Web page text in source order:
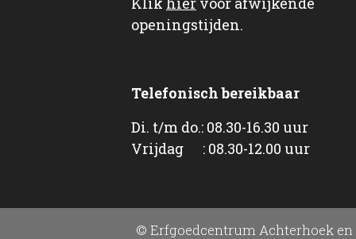
openingstijden.
Telefonisch bereikbaar
Di. t/m do.: 08.30-16.30 uur
Vrijdag : 08.30-12.00 uur
© Erfgoedcentrum Achterhoek en